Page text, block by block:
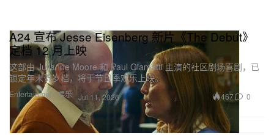
Entertainment 娱乐
A24 宣布 Jesse Eisenberg 新片《The Debut》
定档 12 月上映
这部由 Julianne Moore 和 Paul Giamatti 主演的社区剧场喜剧，已
锁定年末贺岁档，将于节日季欢乐上映。
Jul 11, 2026 467 0